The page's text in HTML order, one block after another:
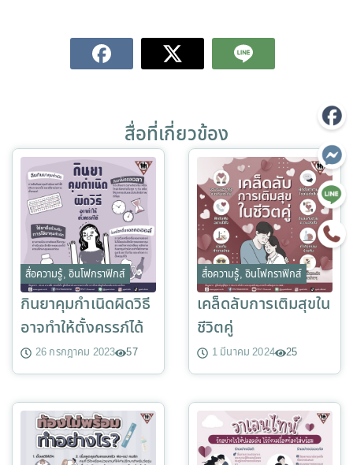
สื่อที่เกี่ยวข้อง
สื่อความรู้, อินโฟกราฟิกส์
กินยาคุมกำเนิดผิดวิธี
อาจทำให้ตั้งครรภ์ได้
26 กรกฎาคม 2023 57
สื่อความรู้, อินโฟกราฟิกส์
เคล็ดลับการเติมสุขใน
ชีวิตคู่
1 มีนาคม 2024 25